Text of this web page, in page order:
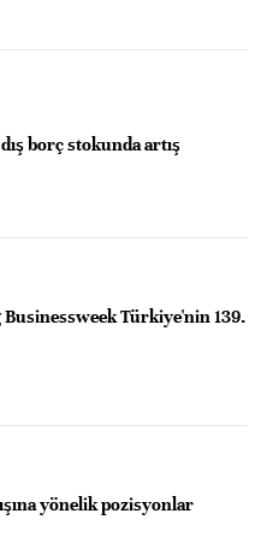
borç stokunda artış
Türkiye'nin 139.
yönelik pozisyonlar